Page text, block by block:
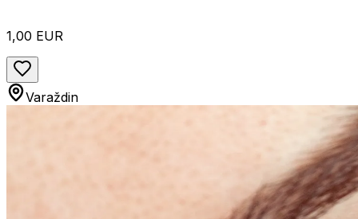
1,00 EUR
Varaždin